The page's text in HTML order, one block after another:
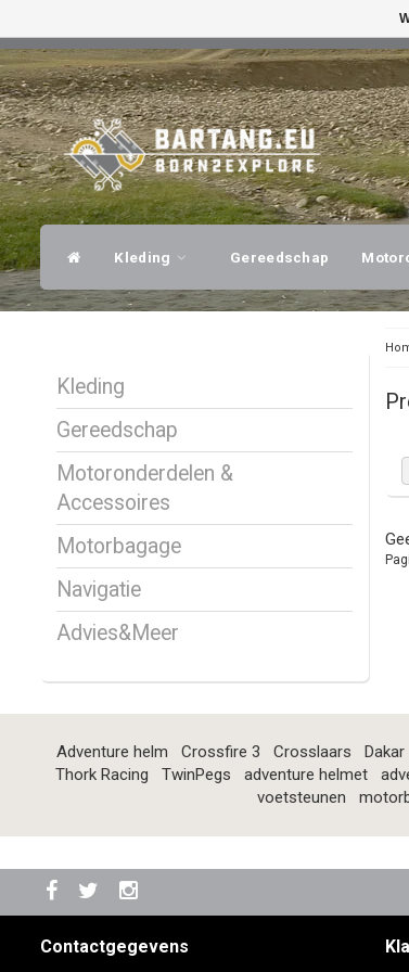
Kleding Gereedschap
Kleding
Gereedschap
Motoronderdelen &
Accessoires
Motorbagage
Navigatie
Advies&Meer
Adventure helm Crossfire 3 Crosslaars Dakar
Thork Racing
TwinPegs adventure helmet
voetsteunen
Contactgegevens